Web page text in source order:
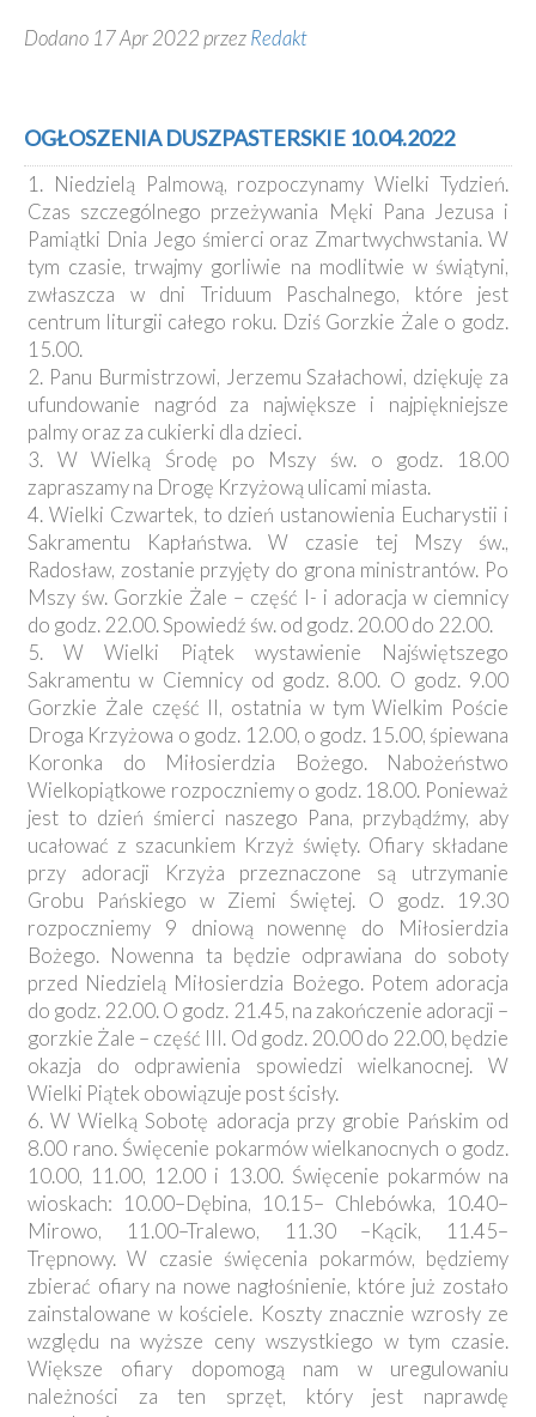
Dodano 17 Apr 2022 przezRedakt
OGŁOSZENIA DUSZPASTERSKIE 10.04.2022
1. Niedzielą Palmową, rozpoczynamy Wielki Tydzień.
Czas szczególnego przeżywania Męki Pana Jezusa i
Pamiątki Dnia Jego śmierci oraz Zmartwychwstania. W
tym czasie, trwajmy gorliwie na modlitwie w świątyni,
zwłaszcza w dni Triduum Paschalnego, które jest
centrum liturgii całego roku. Dziś Gorzkie Żale o godz.
15.00.
2. Panu Burmistrzowi, Jerzemu Szałachowi, dziękuję za
ufundowanie nagród za największe i najpiękniejsze
palmy oraz za cukierki dla dzieci.
3. W Wielką Środę po Mszy św. o godz. 18.00
zapraszamy na Drogę Krzyżową ulicami miasta.
4. Wielki Czwartek, to dzień ustanowienia Eucharystii i
Sakramentu Kapłaństwa. W czasie tej Mszy św.,
Radosław, zostanie przyjęty do grona ministrantów. Po
Mszy św. Gorzkie Żale – część I- i adoracja w ciemnicy
do godz. 22.00. Spowiedź św. od godz. 20.00 do 22.00.
5. W Wielki Piątek wystawienie Najświętszego
Sakramentu w Ciemnicy od godz. 8.00. O godz. 9.00
Gorzkie Żale część II, ostatnia w tym Wielkim Poście
Droga Krzyżowa o godz. 12.00, o godz. 15.00, śpiewana
Koronka do Miłosierdzia Bożego. Nabożeństwo
Wielkopiątkowe rozpoczniemy o godz. 18.00. Ponieważ
jest to dzień śmierci naszego Pana, przybądźmy, aby
ucałować z szacunkiem Krzyż święty. Ofiary składane
przy adoracji Krzyża przeznaczone są utrzymanie
Grobu Pańskiego w Ziemi Świętej. O godz. 19.30
rozpoczniemy 9 dniową nowennę do Miłosierdzia
Bożego. Nowenna ta będzie odprawiana do soboty
przed Niedzielą Miłosierdzia Bożego. Potem adoracja
do godz. 22.00. O godz. 21.45, na zakończenie adoracji –
gorzkie Żale – część III. Od godz. 20.00 do 22.00, będzie
okazja do odprawienia spowiedzi wielkanocnej. W
Wielki Piątek obowiązuje post ścisły.
6. W Wielką Sobotę adoracja przy grobie Pańskim od
8.00 rano. Święcenie pokarmów wielkanocnych o godz.
10.00, 11.00, 12.00 i 13.00. Święcenie pokarmów na
wioskach: 10.00–Dębina, 10.15– Chlebówka, 10.40–
Mirowo, 11.00–Tralewo, 11.30 –Kącik, 11.45–
Trępnowy. W czasie święcenia pokarmów, będziemy
zbierać ofiary na nowe nagłośnienie, które już zostało
zainstalowane w kościele. Koszty znacznie wzrosły ze
względu na wyższe ceny wszystkiego w tym czasie.
Większe ofiary dopomogą nam w uregulowaniu
należności za ten sprzęt, który jest naprawdę